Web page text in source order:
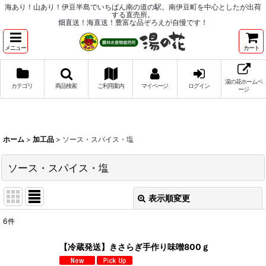
海あり！山あり！伊豆半島でいちばん南の道の駅。南伊豆町を中心としたが出荷
する直売所。
畑直送！海直送！豊富な品ぞろえが自慢です！
メニュー カート
カテゴリ 商品検索 ご利用案内 マイページ ログイン
湯の花ホームペ
ージ
ホーム > 加工品 > ソース・スパイス・塩
ソース・スパイス・塩
表示順変更
6件
【冷蔵発送】きさらぎ手作り味噌800ｇ